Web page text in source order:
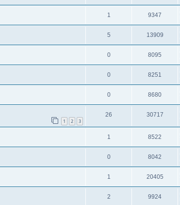
1 9347
5 13909
0 8095
0 8251
0 8680
1 2 3
26 30717
1 8522
0 8042
1 20405
2 9924